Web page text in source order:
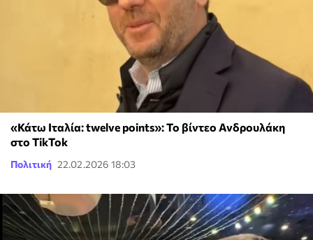
«Κάτω Ιταλία: twelve points»: Το βίντεο Ανδρουλάκη
στο TikTok
Πολιτική 22.02.2026 18:03